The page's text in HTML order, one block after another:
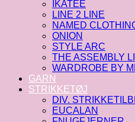
IKATEE
LINE 2 LINE
NAMED
ONION
STYLE ARC
THE ASSEMBLY
WARDROBE BY
GARN
STRIKKETØJ
DIV.
EUCALAN